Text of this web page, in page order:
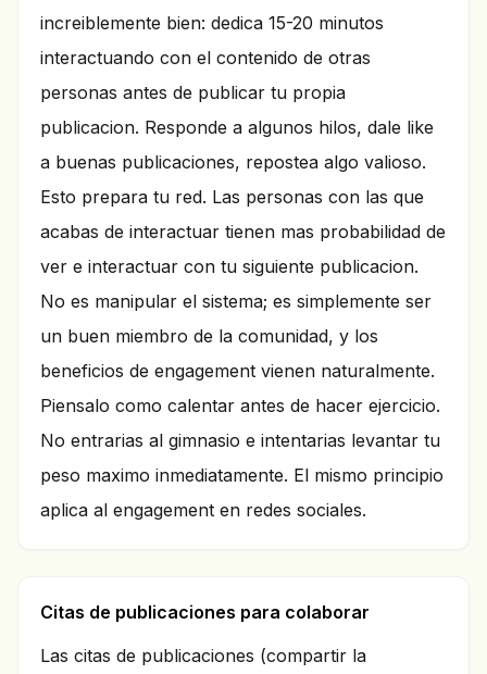
increiblemente bien: dedica 15-20 minutos
interactuando con el contenido de otras
personas antes de publicar tu propia
publicacion. Responde a algunos hilos, dale like
a buenas publicaciones, repostea algo valioso.
Esto prepara tu red. Las personas con las que
acabas de interactuar tienen mas probabilidad de
ver e interactuar con tu siguiente publicacion.
No es manipular el sistema; es simplemente ser
un buen miembro de la comunidad, y los
beneficios de engagement vienen naturalmente.
Piensalo como calentar antes de hacer ejercicio.
No entrarias al gimnasio e intentarias levantar tu
peso maximo inmediatamente. El mismo principio
aplica al engagement en redes sociales.
Citas de publicaciones para colaborar
Las citas de publicaciones (compartir la